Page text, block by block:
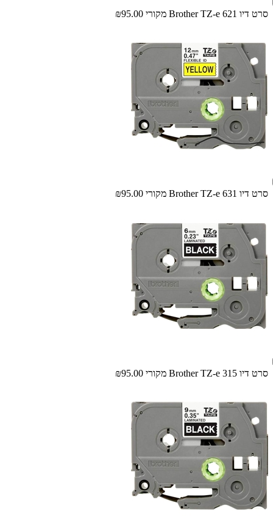
‏סרט דיו Brother TZ-e 621 מקורי ₪95.00
‏סרט דיו Brother TZ-e 631 מקורי ₪95.00
סרט דיו Brother TZ-e 315 מקורי ₪95.00